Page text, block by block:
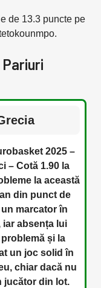
de 13.3 puncte pe
Pariuri
2025 –
– Cotă 1.90 la
la această
din punct de
marcator în
absența lui
și la
un joc solid în
chiar dacă nu
jucător din lot.